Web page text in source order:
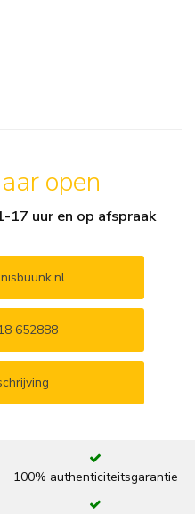
open
17 uur en op afspraak
652888
100% authenticiteitsgarantie